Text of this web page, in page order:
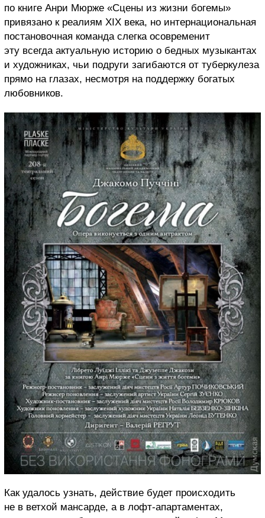
по книге Анри Мюрже «Сцены из жизни богемы»
привязано к реалиям XIX века, но интернациональная
постановочная команда слегка осовременит
эту всегда актуальную историю о бедных музыкантах
и художниках, чьи подруги загибаются от туберкулеза
прямо на глазах, несмотря на поддержку богатых
любовников.
Как удалось узнать, действие будет происходить
не в ветхой мансарде, а в лофт-апартаментах,